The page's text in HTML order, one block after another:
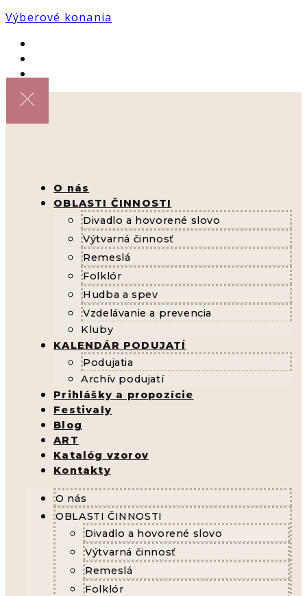
Výberové konania
O nás
OBLASTI ČINNOSTI
Divadlo a hovorené slovo
Výtvarná činnosť
Remeslá
Folklór
Hudba a spev
Vzdelávanie a prevencia
Kluby
KALENDÁR PODUJATÍ
Podujatia
Archív podujatí
Prihlášky a propozície
Festivaly
Blog
ART
Katalóg vzorov
Kontakty
O nás
OBLASTI ČINNOSTI
Divadlo a hovorené slovo
Výtvarná činnosť
Remeslá
Folklór